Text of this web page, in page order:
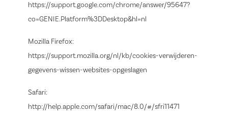
https://support.google.com/chrome/answer/95647?
co=GENIE.Platform%3DDesktop&hl=nl
Mozilla Firefox:
https://support.mozilla.org/nl/kb/cookies-verwijderen-
gegevens-wissen-websites-opgeslagen
Safari:
http://help.apple.com/safari/mac/8.0/#/sfri11471